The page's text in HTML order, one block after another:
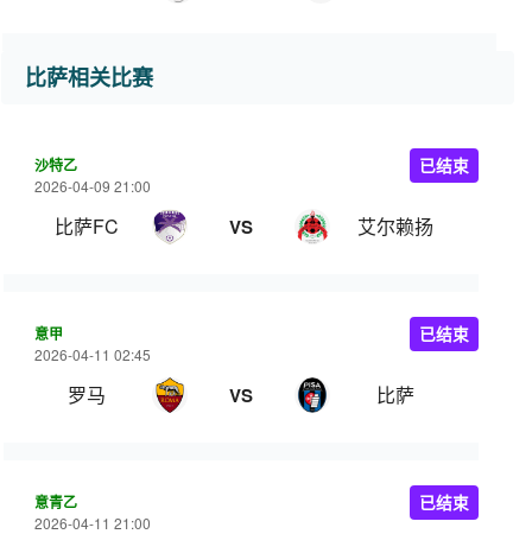
比萨相关比赛
沙特乙
2026-04-09 21:00
比萨FC VS 艾尔赖扬
已结束
意甲
2026-04-11 02:45
罗马 VS 比萨
已结束
意青乙
2026-04-11 21:00
已结束